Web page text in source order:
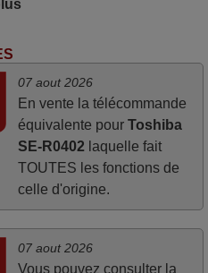
13h30est deja traitée et
vous en remercie d’avance
réception Encore merci
Jacqueline,
FRANCE
07 aout 2026
En vente la télécommande
équivalente pour Toshiba
SE-R0402 laquelle fait
TOUTES les fonctions de
celle d'origine.
07 aout 2026
Vous pouvez consulter la